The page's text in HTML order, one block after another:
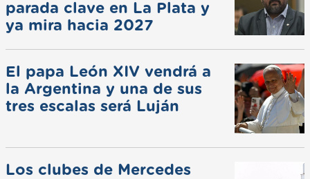
parada clave en La Plata y
ya mira hacia 2027
El papa León XIV vendrá a
la Argentina y una de sus
tres escalas será Luján
Los clubes de Mercedes